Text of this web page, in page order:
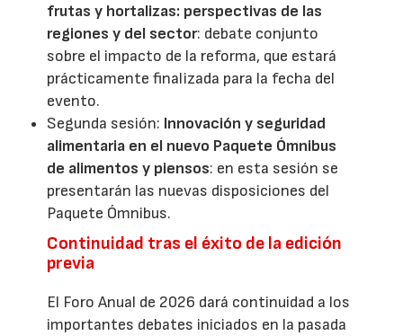
frutas y hortalizas: perspectivas de las
regiones y del sector: debate conjunto
sobre el impacto de la reforma, que estará
prácticamente finalizada para la fecha del
evento.
Segunda sesión: Innovación y seguridad
alimentaria en el nuevo Paquete Ómnibus
de alimentos y piensos: en esta sesión se
presentarán las nuevas disposiciones del
Paquete Ómnibus.
Continuidad tras el éxito de la edición
previa
El Foro Anual de 2026 dará continuidad a los
importantes debates iniciados en la pasada